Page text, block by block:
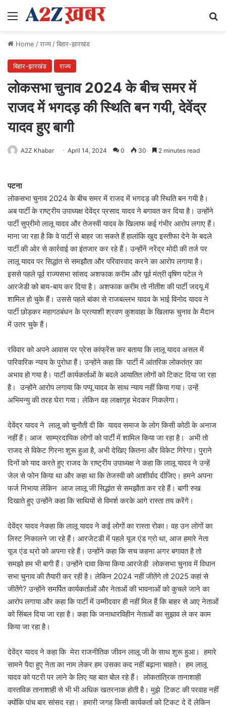
Menu
Home /राज्य/बिहार-झारखंड
बिहार-झारखंड राज्य
लोकसभा चुनाव 2024 के बीच समर में
राजद में भगदड़ की स्थिति बन गयी, देवेंद्र
यादव हुए बागी
A2Z Khabar April 14, 2024 0 30 2 minutes read
पटना
लोकसभा चुनाव 2024 के बीच समर में राजद में भगदड़ की स्थिति बन गयी है।
अब पार्टी के राष्ट्रीय उपाध्यक्ष देवेंद्र प्रसाद यादव ने बगावत कर दिया है। उन्होंने
पार्टी सुप्रीमो लालू यादव और तेजस्वी यादव के खिलाफ कई गंभीर आरोप लगाए हैं।
माना जा रहा है कि वे पार्टी से बाहर जा सकते हैं हालांकि खुद इस्तीफा देने के बदले
पार्टी की ओर से कार्रवाई का इंतजार कर रहे हैं। उन्होंनें नरेंद्र मोदी की तर्ज पर
लालू यादव पर सिद्धांत से समझौता और परिवारवाद करने का आरोप लगाया है।
इससे पहले पूर्व राज्यसभा सांसद अशफाक करीम और पूर्व मंत्री वृषिण पटेल ने
आरजेडी को बाय-बाय कर दिया है। अशफाक करीम तो नीतीश की पार्टी जदयू में
शामिल हो चुके हैं। उससे पहले बांका से राजबल्लभ यादव के भाई विनोद यादव ने
पार्टी छोड़कर महागठबंधन के प्रत्याशी श्रवण कुशवाहा के खिलाफ चुनाव के मैदान
में उतर चुके हैं।
रविवार को अपने आवास पर प्रेस कांफ्रेंस कर बताया कि लालू यादव असल में
पारिवारिक न्याय के पुरोधा हैं। उन्होंने कहा कि पार्टी में आंतरिक लोकतंत्र का
अभाव हो गया है। पार्टी कार्यकर्ताओं के बदले आयातित लोगों को टिकट दिया जा रहा
है। उन्होंने आरोप लगाया कि पप्पू यादव के साथ न्याय नहीं किया गया। उन्हें
अभिमन्यु की तरह घेरा गया। लेकिन वह लाक्षागृह भेदकर निकलेगा।
देवेंद्र यादव ने लालू को चुनौती दी कि यादव समाज के लोग किसी कोठी के अनाज
नहीं हैं। आज साम्प्रदायिक लोगों को पार्टी में शामिल किया जा रहा है। अभी तो
राजद से विकेट गिरना शुरू हुआ है, अभी देखिए कितना और विकेट गिरेगा। पुराने
दिनों को याद करते हुए राजद के राष्ट्रीय उपाध्यक्ष ने कहा कि लालू यादव ने उन्हें
जेल से फोन किया था और कहा था कि तेजस्वी को आशीर्वाद दीजिए। हमने अपना
फर्ज निभाया लेकिन आज लालू जी सिद्धांत से समझौता कर रहे हैं। बागी रुख
दिखाते हुए उन्होंने कहा कि साथियों से विमर्श करके आगे रास्ता तय करेंगे।
देवेंद्र यादव नेकहा कि लालू यादव ने कई लोगों का रास्ता रोका। वह उन लोगों का
लिस्ट निकालने जा रहे हैं। आरजेटडी में पहले यूज एंड ग्रो था, आज हमारे नेता
यूज एंड थ्रो को अपना रहे हैं। उन्होंने कहा कि सच कहना अगर बगावत है तो
समझो हम भी बागी हैं। उन्होंने दावा किया किया आरजेडी लोकसभा चुनाव में विधान
सभा चुनाव की तैयारी कर रही है। लेकिन 2024 नहीं जीतेंगे तो 2025 कहां से
जीतेंगे? उन्होंने समर्पित कार्यकर्ताओं और नेताओं की भावनाओं को कुचले जाने का
आरोप लगाया और कहा कि पार्टी में उम्मीदवार ही नहीं मिल हैं कि बाहर से आए नेताओं
को सिंबल दिया जा रहा है। कहा कि जनाधारविहीन नेताओं का सुझाव ले कर काम
किया जा रहा है।
देवेंद्र यादव ने कहा कि मेरा राजनीतिक जीवन लालू जी के साथ शुरू हुआ। हमारे
सामने पैदा हुए नेता का नाम लेकर हम उसका कद नहीं बढ़ाना चाहते। हम लालू
यादव को पटरी पर लाने के लिए यह बात बोल रहे हैं। लोकतांत्रिक तानाशाही
वास्तविक तानाशाही से भी भी अधिक खतरनाक होती है। मुझे टिकट की परवाह नहीं
क्योंकि पांच बार सांसद रहा। हमारी जगह किसी कार्यकर्ता को टिकट दे दें लेकिन